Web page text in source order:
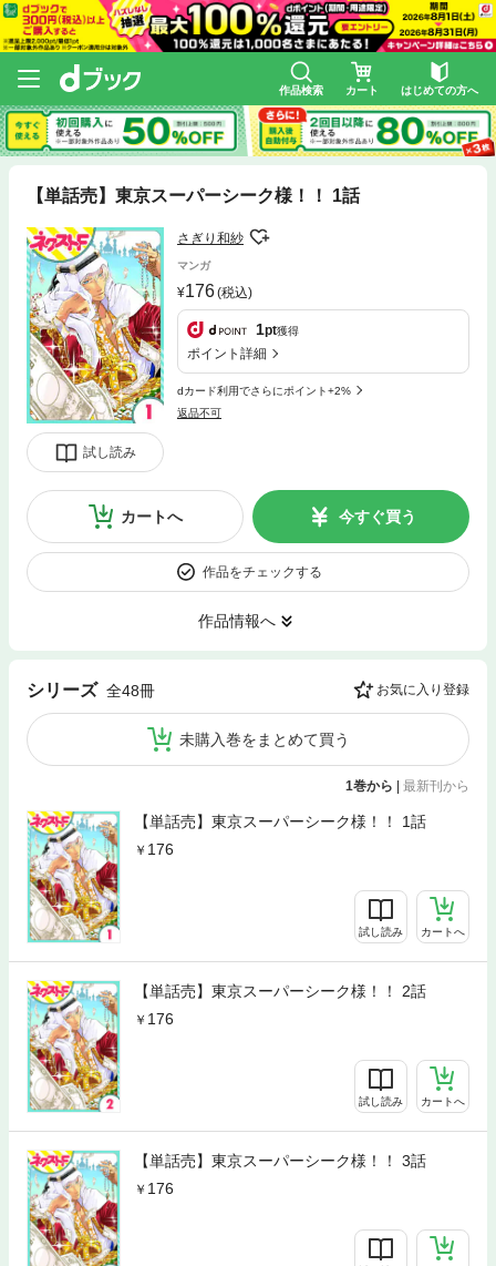
作品検索 カート はじめての方へ
【単話売】東京スーパーシーク様！！ 1話
試し読み
さぎり和紗
マンガ
176(税込)
1pt獲得
ポイント詳細
dカード利用でさらにポイント+2%
返品不可
カートへ 今すぐ買う
作品をチェックする
作品情報へ
シリーズ 全48冊 お気に入り登録
未購入巻をまとめて買う
1巻から | 最新刊から
【単話売】東京スーパーシーク様！！ 1話
176
試し読み カートへ
【単話売】東京スーパーシーク様！！ 2話
176
試し読み カートへ
【単話売】東京スーパーシーク様！！ 3話
176